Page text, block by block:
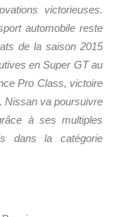
victorieuses.
automobile reste
de la saison 2015
en Super GT au
Pro Class, victoire
Nissan va poursuivre
à ses multiples
dans la catégorie